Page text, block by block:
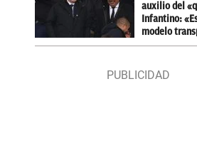
auxilio del
Infantino:
modelo